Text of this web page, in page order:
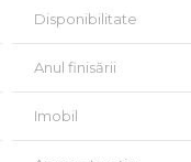
medie de
vizionare, în
Imobiliar
Disponibilitate
Anul finisării
Imobil